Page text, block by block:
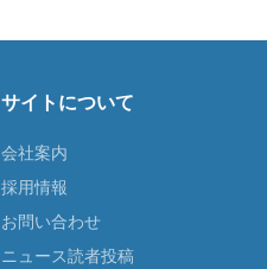
サイトについて
会社案内
採用情報
お問い合わせ
ニュース読者投稿